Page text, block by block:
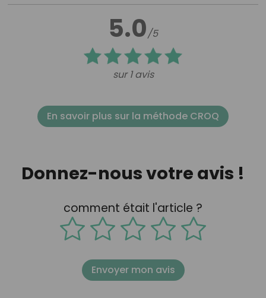
5.0/5
sur 1 avis
En savoir plus sur la méthode CROQ
Donnez-nous votre avis !
comment était l'article ?
Envoyer mon avis